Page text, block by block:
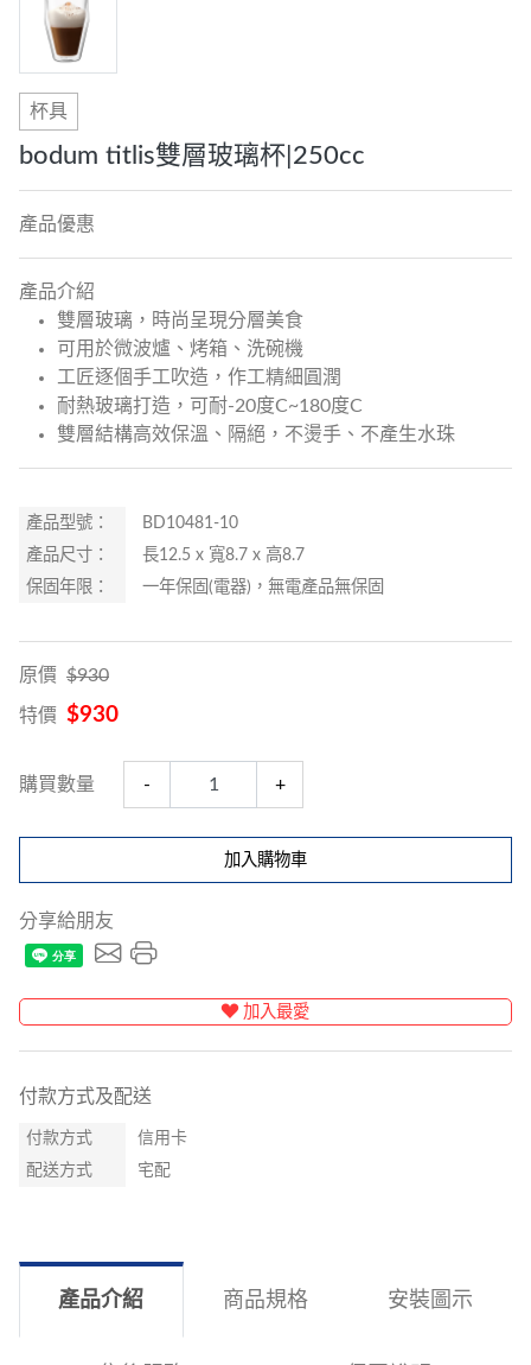
杯具
bodum titlis雙層玻璃杯|250cc
產品優惠
產品介紹
雙層玻璃，時尚呈現分層美食
可用於微波爐、烤箱、洗碗機
工匠逐個手工吹造，作工精細圓潤
耐熱玻璃打造，可耐-20度C~180度C
雙層結構高效保溫、隔絕，不燙手、不產生水珠
產品型號：
BD10481-10
產品尺寸：
長12.5 x 寬8.7 x 高8.7
保固年限：
一年保固(電器)，無電產品無保固
原價 $930
特價 $930
購買數量 - +
加入購物車
分享給朋友
加入最愛
付款方式及配送
付款方式
信用卡
配送方式
宅配
產品介紹 商品規格 安裝圖示